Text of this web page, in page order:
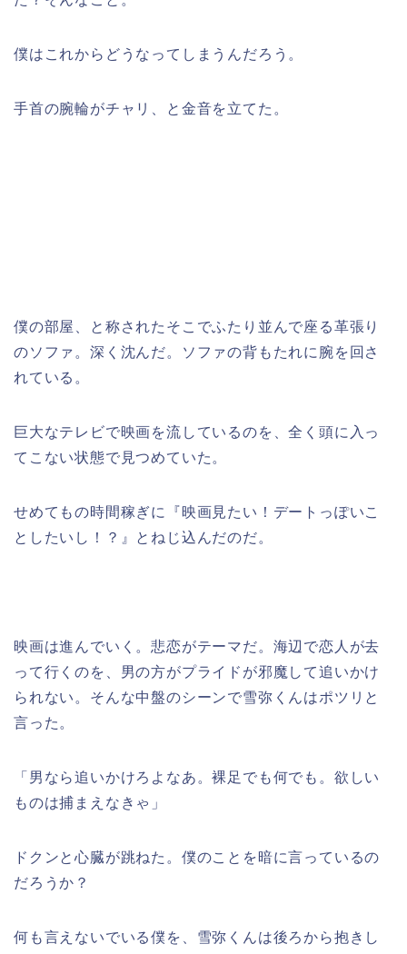
僕はこれからどうなってしまうんだろう。
手首の腕輪がチャリ、と金音を立てた。
僕の部屋、と称されたそこでふたり並んで座る革張り
のソファ。深く沈んだ。ソファの背もたれに腕を回さ
れている。
巨大なテレビで映画を流しているのを、全く頭に入っ
てこない状態で見つめていた。
せめてもの時間稼ぎに『映画見たい！デートっぽいこ
としたいし！？』とねじ込んだのだ。
映画は進んでいく。悲恋がテーマだ。海辺で恋人が去
って行くのを、男の方がプライドが邪魔して追いかけ
られない。そんな中盤のシーンで雪弥くんはポツリと
言った。
「男なら追いかけろよなあ。裸足でも何でも。欲しい
ものは捕まえなきゃ」
ドクンと心臓が跳ねた。僕のことを暗に言っているの
だろうか？
何も言えないでいる僕を、雪弥くんは後ろから抱きし